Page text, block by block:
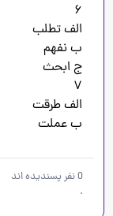
ب عملت
0نفر پسندیده اند
.